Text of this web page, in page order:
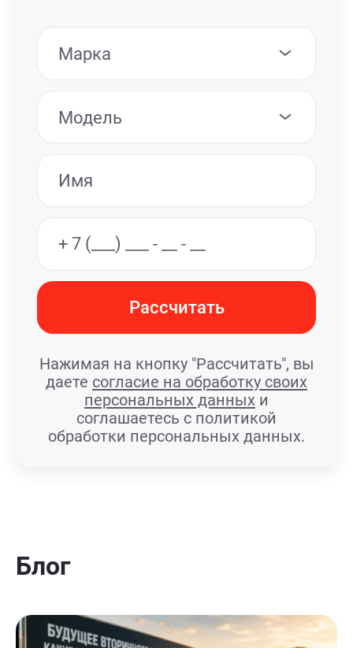
Марка
Модель
Рассчитать
Нажимая на кнопку "Рассчитать", вы
даете согласие на обработку своих
персональных данных и
соглашаетесь с политикой
обработки персональных данных.
Блог